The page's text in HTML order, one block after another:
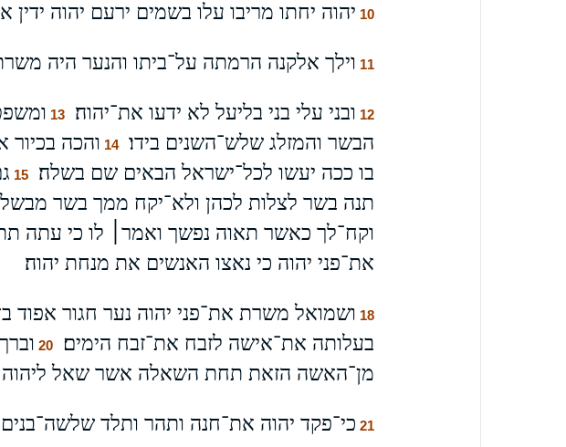
10 יהוה יחתו מריבו עלו בשמים ירעם יהוה ידין
11 וילך אלקנה הרמתה על־ביתו והנער היה
12 ובני עלי בני בליעל לא ידעו את־יהוה׃ 13
הבשר והמזלג שלש־השנים בידו׃
14 והכה
בו ככה יעשו לכל־ישראל הבאים שם בשלה׃
15
תנה בשר לצלות לכהן ולא־יקח ממך בשר מבשל
וקח־לך כאשר תאוה נפשך ואמר׀ לו כי עתה
את־פני יהוה כי נאצו האנשים את מנחת יהוה׃
18 ושמואל משרת את־פני יהוה נער חגור אפוד
בעלותה את־אישה לזבח את־זבח הימים׃
20
מן־האשה הזאת תחת השאלה אשר שאל ליהוה
21 כי־פקד יהוה את־חנה ותהר ותלד